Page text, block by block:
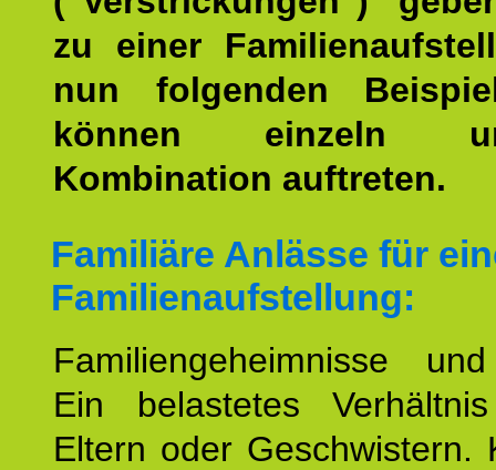
zu einer
nun folgenden
können einzeln
Kombination auftreten.
Familiäre Anlässe für
Familienaufstellung:
Familiengeheimnisse
Ein belastetes
Eltern oder Geschwistern.